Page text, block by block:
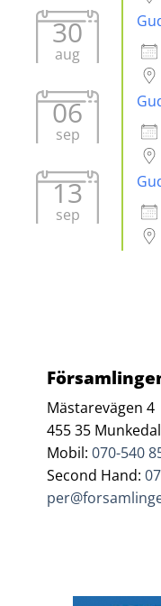
30
aug
06
sep
13
sep
Mästarevägen 4
455 35 Munkedal
Mobil:070-540
Second Hand: